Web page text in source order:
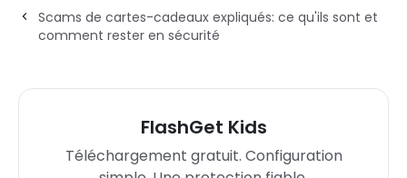
Scams de cartes-cadeaux expliqués: ce qu'ils sont et
comment rester en sécurité
FlashGet Kids
Téléchargement gratuit. Configuration